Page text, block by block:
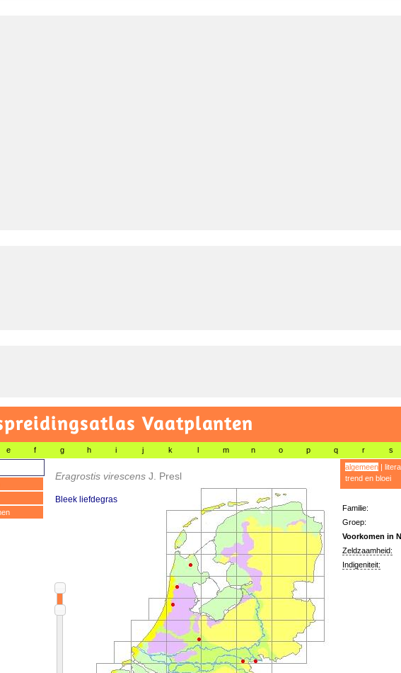
Vaatplanten
e f g h i j k l m n o p q r s
Eragrostis virescens J. Presl
Bleek liefdegras
algemeen|
trend en bloei
Familie:
Groep:
Voorkomen in
Zeldzaamheid:
Indigeniteit: